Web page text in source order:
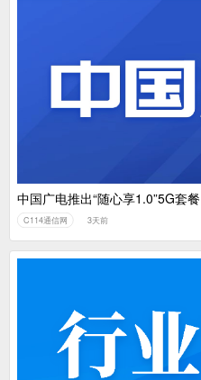
中国广电推出“随心享1.0”5G套
C114通信网 3天前